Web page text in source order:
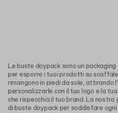
Le buste doypack sono un
per esporre i tuoi prodotti su
rimangono in piedi da sole, attirando
personalizzarle con il tuo logo e la
che rispecchia il tuo brand. La
di buste doypack per soddisfare ogni